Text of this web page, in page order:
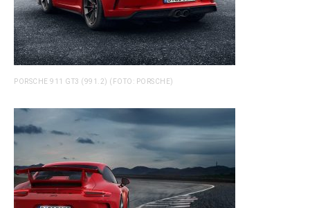
PORSCHE 911 GT3 (991.2) (FOTO: PORSCHE)